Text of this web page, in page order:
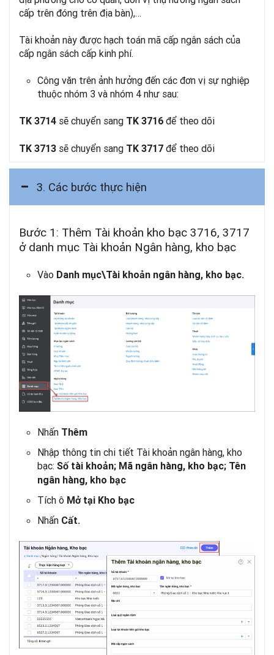
cấp trên đóng trên địa bàn),…
Tài khoản này được hạch toán mã cấp ngân sách của
cấp ngân sách cấp kinh phí.
Công văn trên ảnh hưởng đến các đơn vị sự nghiệp
thuộc nhóm 3 và nhóm 4 như sau:
TK 3714 sẽ chuyển sang TK 3716 để theo dõi
TK 3713 sẽ chuyển sang TK 3717 để theo dõi
3. Các bước thực hiện
Bước 1: Thêm Tài khoản kho bạc 3716, 3717
ở danh mục Tài khoản Ngân hàng, kho bạc
Vào Danh mục\Tài khoản ngân hàng, kho bạc.
Nhấn Thêm
Nhập thông tin chi tiết Tài khoản ngân hàng, kho
bạc: Số tài khoản; Mã ngân hàng, kho bạc; Tên
ngân hàng, kho bạc
Tích ô Mở tại Kho bạc
Nhấn Cất.